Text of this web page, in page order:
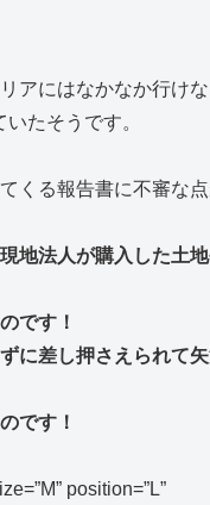
アにはなかなか行けな
たそうです。
くる報告書に不審な点
地法人が購入した土
です！
に差し押さえられて
です！
position=”L”